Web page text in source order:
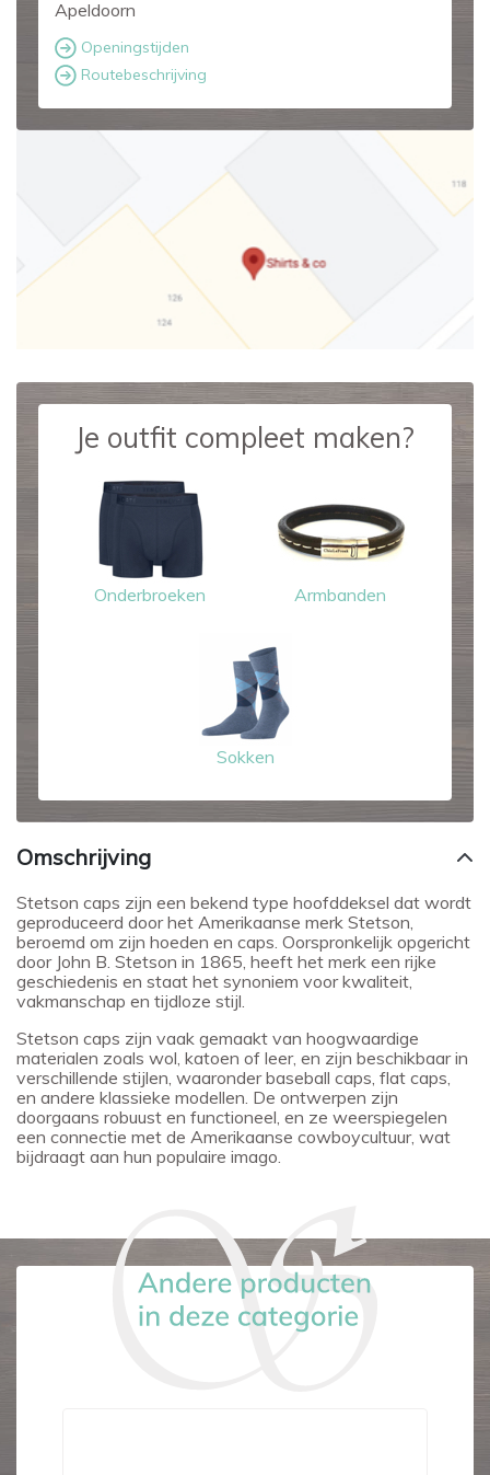
Apeldoorn
Openingstijden
Routebeschrijving
Je outfit compleet maken?
Onderbroeken Armbanden
Sokken
Omschrijving
Stetson caps zijn een bekend type hoofddeksel dat wordt
geproduceerd door het Amerikaanse merk Stetson,
beroemd om zijn hoeden en caps. Oorspronkelijk opgericht
door John B. Stetson in 1865, heeft het merk een rijke
geschiedenis en staat het synoniem voor kwaliteit,
vakmanschap en tijdloze stijl.
Stetson caps zijn vaak gemaakt van hoogwaardige
materialen zoals wol, katoen of leer, en zijn beschikbaar in
verschillende stijlen, waaronder baseball caps, flat caps,
en andere klassieke modellen. De ontwerpen zijn
doorgaans robuust en functioneel, en ze weerspiegelen
een connectie met de Amerikaanse cowboycultuur, wat
bijdraagt aan hun populaire imago.